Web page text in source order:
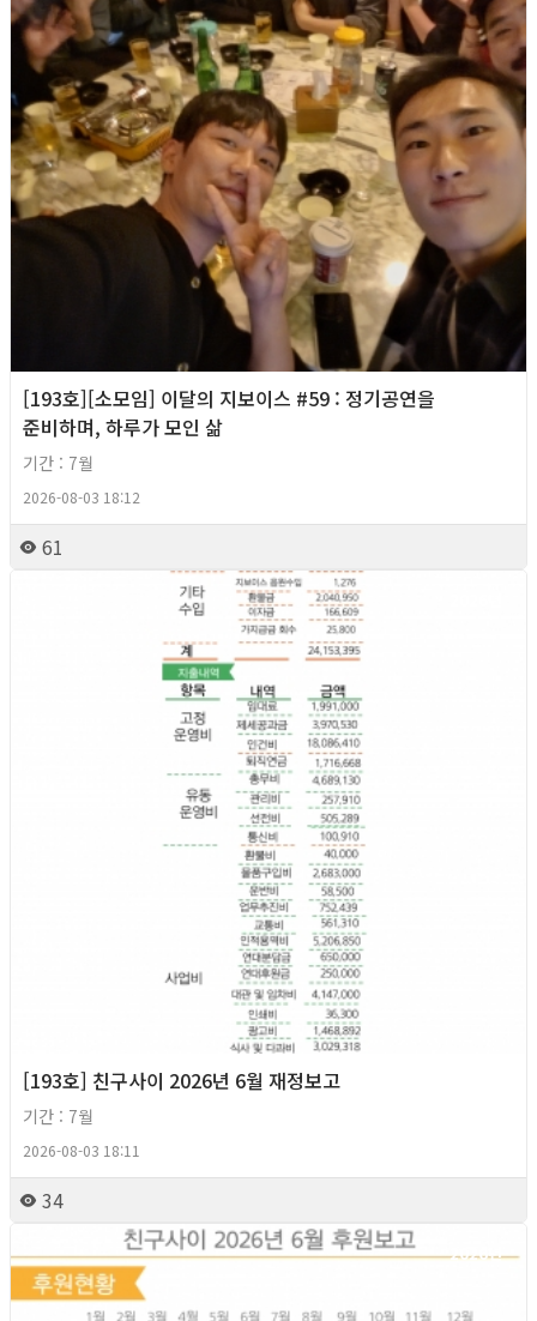
[193호][소모임] 이달의 지보이스 #59 : 정기공연을
준비하며, 하루가 모인 삶
기간 : 7월
2026-08-03 18:12
61
[193호] 친구사이 2026년 6월 재정보고
기간 : 7월
2026-08-03 18:11
34
2026년